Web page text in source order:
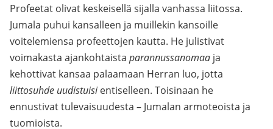
Profeetat olivat keskeisellä sijalla vanhassa liitossa.
Jumala puhui kansalleen ja muillekin kansoille
voitelemiensa profeettojen kautta. He julistivat
voimakasta ajankohtaista parannussanomaa ja
kehottivat kansaa palaamaan Herran luo, jotta
liittosuhde uudistuisientiselleen. Toisinaan he
ennustivat tulevaisuudesta – Jumalan armoteoista ja
tuomioista.